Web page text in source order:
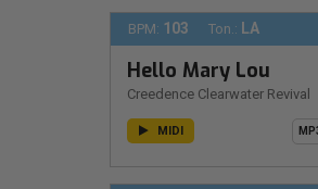
BPM: 103 Ton.: LA
Hello Mary Lou
Creedence Clearwater Revival
MIDI